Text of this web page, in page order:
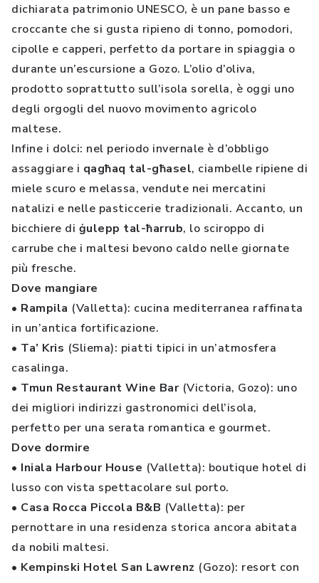
dichiarata patrimonio UNESCO, è un pane basso e
croccante che si gusta ripieno di tonno, pomodori,
cipolle e capperi, perfetto da portare in spiaggia o
durante un’escursione a Gozo. L’olio d’oliva,
prodotto soprattutto sull’isola sorella, è oggi uno
degli orgogli del nuovo movimento agricolo
maltese.
Infine i dolci: nel periodo invernale è d’obbligo
assaggiare i qagħaq tal-għasel, ciambelle ripiene di
miele scuro e melassa, vendute nei mercatini
natalizi e nelle pasticcerie tradizionali. Accanto, un
bicchiere di ġulepp tal-ħarrub, lo sciroppo di
carrube che i maltesi bevono caldo nelle giornate
più fresche.
Dove mangiare
• Rampila (Valletta): cucina mediterranea raffinata
in un’antica fortificazione.
• Ta’ Kris (Sliema): piatti tipici in un’atmosfera
casalinga.
• Tmun Restaurant Wine Bar (Victoria, Gozo): uno
dei migliori indirizzi gastronomici dell’isola,
perfetto per una serata romantica e gourmet.
Dove dormire
• Iniala Harbour House (Valletta): boutique hotel di
lusso con vista spettacolare sul porto.
• Casa Rocca Piccola B&B (Valletta): per
pernottare in una residenza storica ancora abitata
da nobili maltesi.
• Kempinski Hotel San Lawrenz (Gozo): resort con